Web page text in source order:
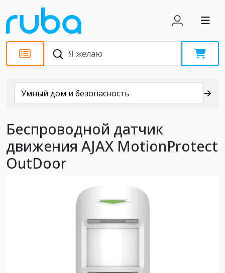
Каталог
Умный дом и безопасность
Беспроводной датчик
движения AJAX MotionProtect
OutDoor